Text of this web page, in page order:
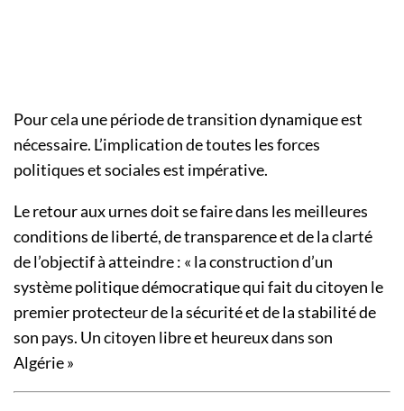
Pour cela une période de transition dynamique est
nécessaire. L’implication de toutes les forces
politiques et sociales est impérative.
Le retour aux urnes doit se faire dans les meilleures
conditions de liberté, de transparence et de la clarté
de l’objectif à atteindre : « la construction d’un
système politique démocratique qui fait du citoyen le
premier protecteur de la sécurité et de la stabilité de
son pays. Un citoyen libre et heureux dans son
Algérie »